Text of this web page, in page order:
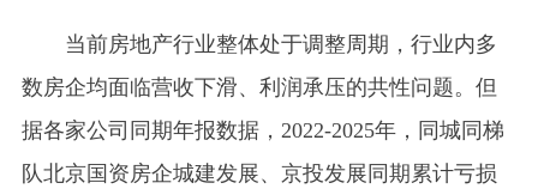
当前房地产行业整体处于调整周期，行业内多
数房企均面临营收下滑、利润承压的共性问题。但
据各家公司同期年报数据，2022-2025年，同城同梯
队北京国资房企城建发展、京投发展同期累计亏损